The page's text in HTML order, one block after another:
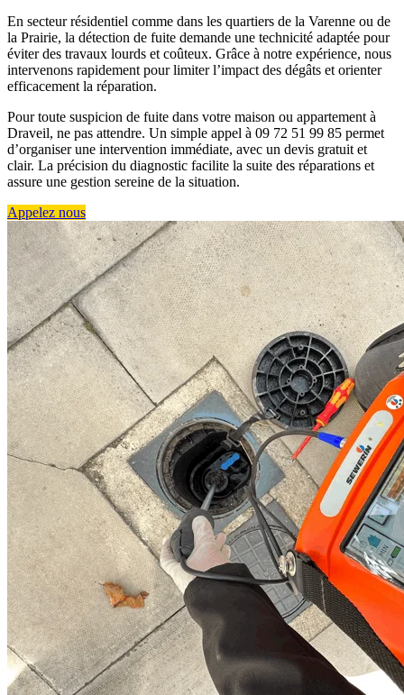
En secteur résidentiel comme dans les quartiers de la Varenne ou de
la Prairie, la détection de fuite demande une technicité adaptée pour
éviter des travaux lourds et coûteux. Grâce à notre expérience, nous
intervenons rapidement pour limiter l’impact des dégâts et orienter
efficacement la réparation.
Pour toute suspicion de fuite dans votre maison ou appartement à
Draveil, ne pas attendre. Un simple appel à 09 72 51 99 85 permet
d’organiser une intervention immédiate, avec un devis gratuit et
clair. La précision du diagnostic facilite la suite des réparations et
assure une gestion sereine de la situation.
Appelez nous